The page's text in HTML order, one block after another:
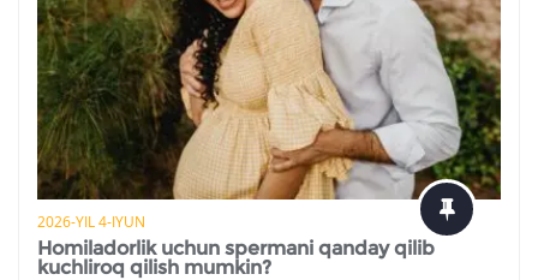
2026-YIL 4-IYUN
Homiladorlik uchun spermani qanday qilib
kuchliroq qilish mumkin?